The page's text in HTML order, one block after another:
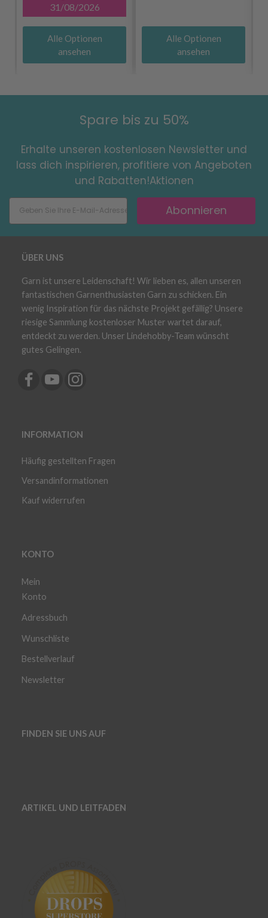
31/08/2026
Alle Optionen
ansehen
Alle Optionen
ansehen
Spare bis zu 50%
Erhalte unseren kostenlosen Newsletter und
lass dich inspirieren, profitiere von Angeboten
und Rabatten!Aktionen
Abonnieren
ÜBER UNS
Garn ist unsere Leidenschaft! Wir lieben es, allen unseren
fantastischen Garnenthusiasten Garn zu schicken. Ein
wenig Inspiration für das nächste Projekt gefällig? Unsere
riesige Sammlung kostenloser Muster wartet darauf,
entdeckt zu werden. Unser Lindehobby-Team wünscht
gutes Gelingen.
INFORMATION
Häufig gestellten Fragen
Versandinformationen
Kauf widerrufen
KONTO
Mein
Konto
Adressbuch
Wunschliste
Bestellverlauf
Newsletter
FINDEN SIE UNS AUF
ARTIKEL UND LEITFADEN